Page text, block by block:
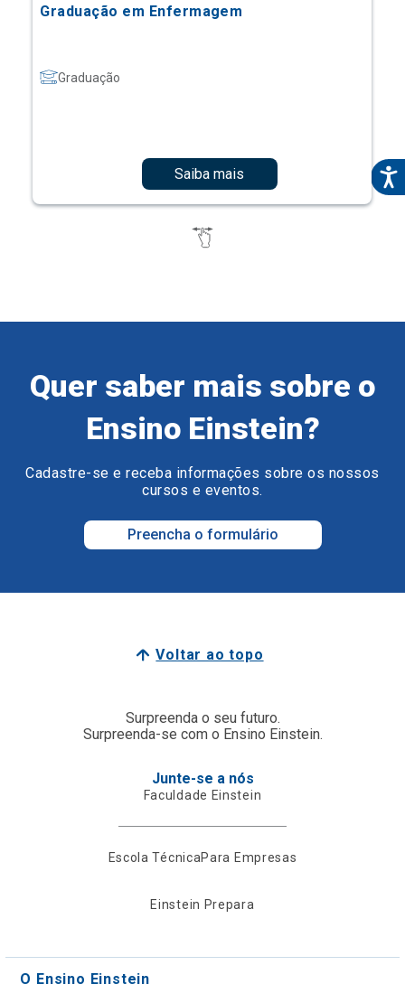
Graduação em Enfermagem
Graduação
Saiba mais
Quer saber mais sobre o
Ensino Einstein?
Cadastre-se e receba informações sobre os nossos
cursos e eventos.
Preencha o formulário
Voltar ao topo
Surpreenda o seu futuro.
Surpreenda-se com o Ensino Einstein.
Junte-se a nós
Faculdade Einstein
Escola TécnicaPara Empresas
Einstein Prepara
O Ensino Einstein